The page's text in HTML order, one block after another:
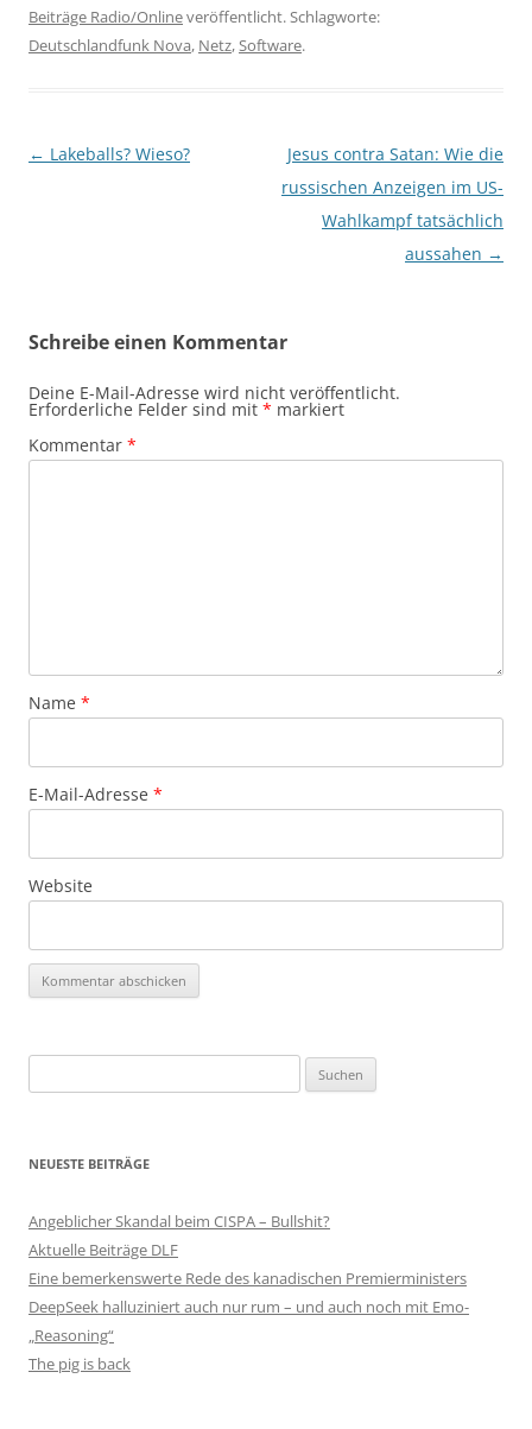
Beiträge Radio/Onlineveröffentlicht. Schlagworte:
Deutschlandfunk Nova, Netz,Software.
Beitragsnavigation
← Lakeballs? Wieso?
Jesus contra Satan: Wie die
russischen Anzeigen im US-
Wahlkampf tatsächlich
aussahen →
Schreibe einen Kommentar
Deine E-Mail-Adresse wird nicht veröffentlicht.
Erforderliche Felder sind mit * markiert
Kommentar *
Name *
E-Mail-Adresse *
Website
nach:
NEUESTE BEITRÄGE
Angeblicher Skandal beim CISPA – Bullshit?
Aktuelle Beiträge DLF
Eine bemerkenswerte Rede des kanadischen Premierministers
DeepSeek halluziniert auch nur rum – und auch noch mit Emo-
„Reasoning“
The pig is back